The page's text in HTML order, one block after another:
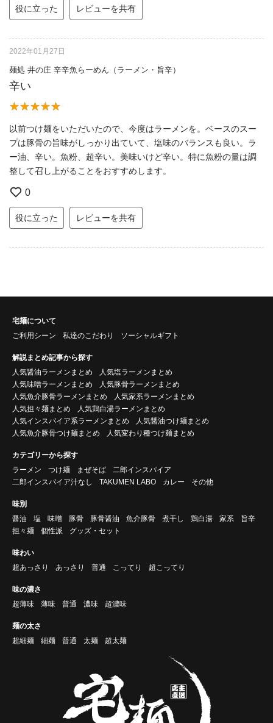
役に立った レビューを共有
2022年01月27日
麺処 井の庄 辛辛魚らーめん（ラーメン・旨辛）
辛い
以前つけ麺をいただいたので、今度はラーメンを。ベースのスー
プは豚骨の旨味がしっかり出ていて、塩味のバランスも良い。ラ
ー油、辛い。魚粉、超辛い。美味いけど辛い。特に魚粉の量は調
整して召し上がることをおすすめします。
0
役に立った レビューを共有
宅麺について
ご利用シーン
私達のこだわり ソーシャルギフト
解説まとめ記事から探す
人気醤油ラーメンまとめ
人気塩ラーメンまとめ
人気味噌ラーメンまとめ
人気豚骨ラーメンまとめ
人気魚介豚骨ラーメンまとめ
人気家系ラーメンまとめ
人気担々麺まとめ
人気鶏白湯ラーメンまとめ
人気インスパイア系ラーメンまとめ
人気醤油つけ麺まとめ
人気魚介豚骨つけ麺まとめ
人気変わり種つけ麺まとめ
カテゴリーから探す
ラーメン
つけ麺 まぜそば
二郎インスパイア
二郎インスパイア汁なし
TAKUMEN LABO カレー その他
味別
醤油
塩 味噌 豚骨 豚骨醤油 魚介豚骨 煮干し 鶏白湯 家系
旨辛
担々麺
個性派 グッズ・セット
味わい
超あっさり
あっさり 普通 こってり 超こってり
味の濃さ
超薄味
薄味 普通 濃味 超濃味
麺の太さ
超細麺
細麺 普通 太麺 超太麺